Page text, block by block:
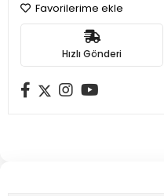
Favorilerime ekle
Hızlı Gönderi